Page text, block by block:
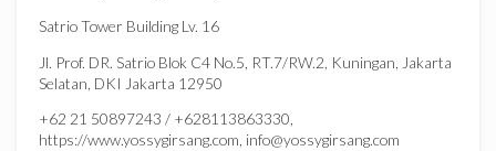
Satrio Tower Building Lv. 16
Jl. Prof. DR. Satrio Blok C4 No.5, RT.7/RW.2, Kuningan, Jakarta
Selatan, DKI Jakarta 12950
+62 21 50897243 / +628113863330,
https://www.yossygirsang.com, info@yossygirsang.com